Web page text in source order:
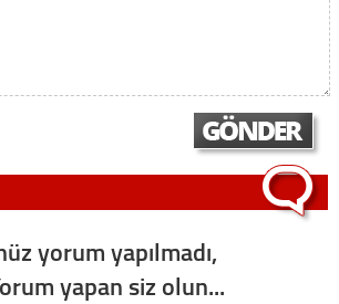
yorum yapılmadı,
yapan siz olun...